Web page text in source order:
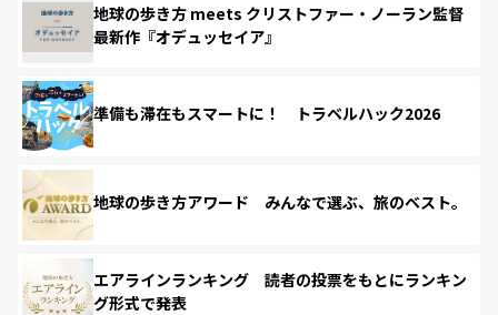
地球の歩き方 meets クリストファー・ノーラン監督
最新作『オデュッセイア』
準備も滞在もスマートに！ トラベルハック2026
地球の歩き方アワード みんなで選ぶ、旅のベスト。
エアラインランキング 読者の投票をもとにランキン
グ形式で発表